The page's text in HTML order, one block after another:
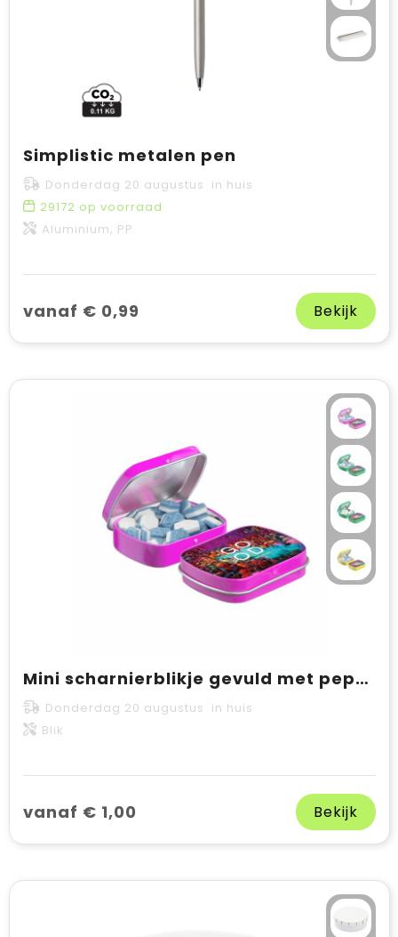
Simplistic metalen pen
Donderdag 20 augustus in huis
29172 op voorraad
Aluminium, PP
vanaf € 0,99 Bekijk
Mini scharnierblikje gevuld met pepermunt
Donderdag 20 augustus in huis
Blik
vanaf € 1,00 Bekijk